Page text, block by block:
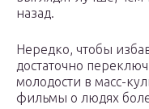
назад.
Нередко, чтобы
достаточно
молодости в масс-
фильмы о людях